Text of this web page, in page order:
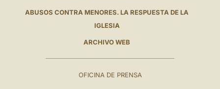
ABUSOS CONTRA MENORES. LA RESPUESTA DE LA
IGLESIA
ARCHIVO WEB
OFICINA DE PRENSA